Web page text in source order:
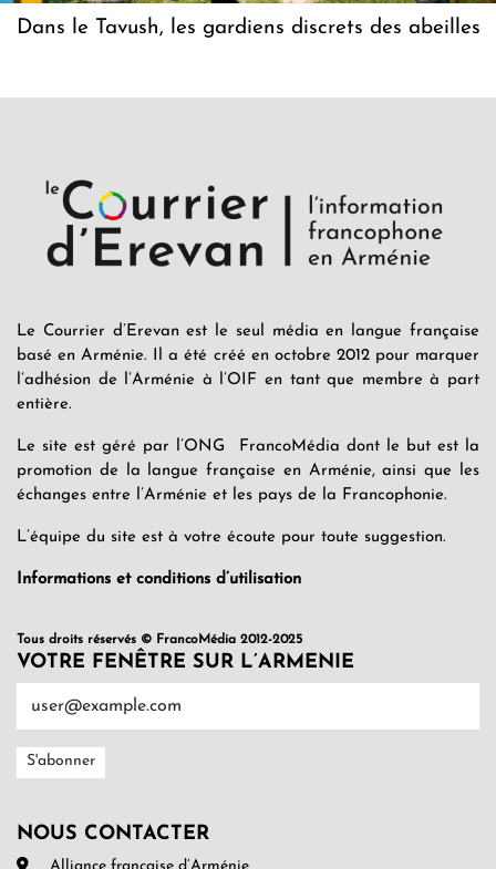
Dans le Tavush, les gardiens discrets des abeilles
Le Courrier d’Erevan est le seul média en langue française
basé en Arménie. Il a été créé en octobre 2012 pour marquer
l’adhésion de l’Arménie à l’OIF en tant que membre à part
entière.
Le site est géré par l’ONG FrancoMédia dont le but est la
promotion de la langue française en Arménie, ainsi que les
échanges entre l’Arménie et les pays de la Francophonie.
L’équipe du site est à votre écoute pour toute suggestion.
Informations et conditions d’utilisation
Tous droits réservés © FrancoMédia 2012-2025
VOTRE FENÊTRE SUR L’ARMENIE
NOUS CONTACTER